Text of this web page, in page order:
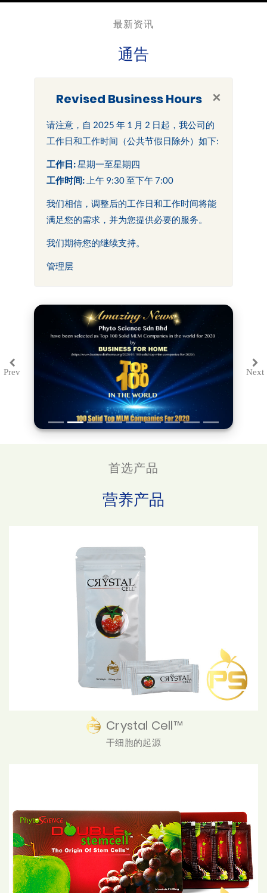
最新资讯
通告
×
Revised Business Hours
请注意，自 2025 年 1 月 2 日起，我公司的
工作日和工作时间（公共节假日除外）如下:
工作日:星期一至星期四
工作时间: 上午 9:30 至下午 7:00
我们相信，调整后的工作日和工作时间将能
满足您的需求，并为您提供必要的服务。
我们期待您的继续支持。
管理层
PrevPrevious Next
首选产品
营养产品
Crystal Cell™
干细胞的起源